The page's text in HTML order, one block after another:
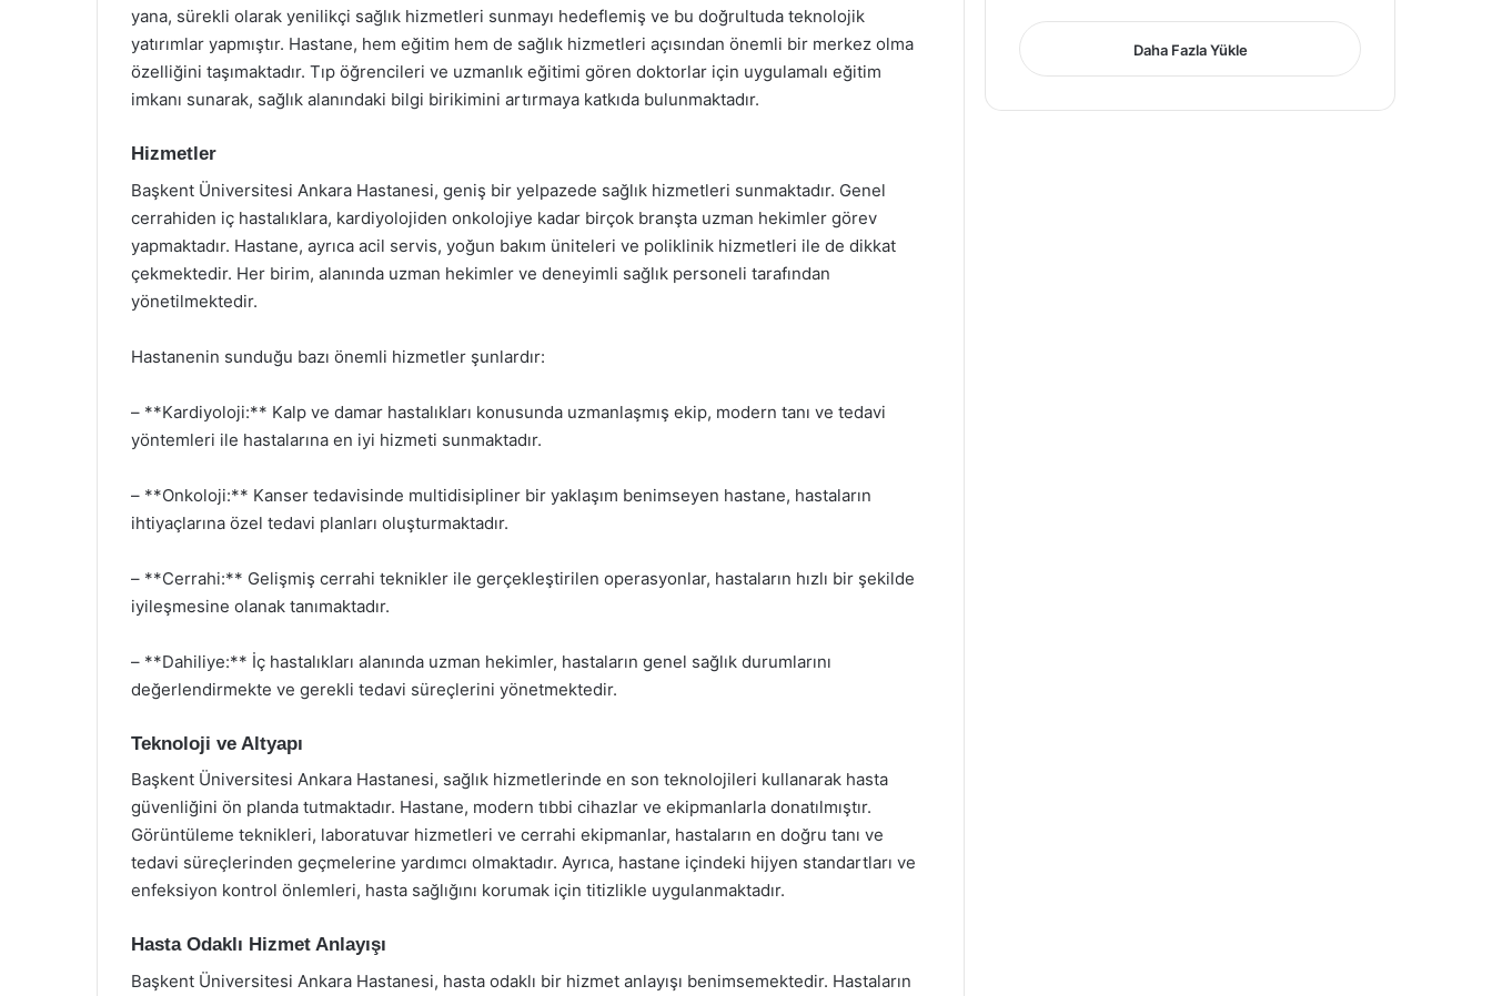
yana, sürekli olarak yenilikçi sağlık hizmetleri sunmayı hedeflemiş ve bu doğrultuda teknolojik
yatırımlar yapmıştır. Hastane, hem eğitim hem de sağlık hizmetleri açısından önemli bir merkez olma
özelliğini taşımaktadır. Tıp öğrencileri ve uzmanlık eğitimi gören doktorlar için uygulamalı eğitim
imkanı sunarak, sağlık alanındaki bilgi birikimini artırmaya katkıda bulunmaktadır.
Hizmetler
Başkent Üniversitesi Ankara Hastanesi, geniş bir yelpazede sağlık hizmetleri sunmaktadır. Genel
cerrahiden iç hastalıklara, kardiyolojiden onkolojiye kadar birçok branşta uzman hekimler görev
yapmaktadır. Hastane, ayrıca acil servis, yoğun bakım üniteleri ve poliklinik hizmetleri ile de dikkat
çekmektedir. Her birim, alanında uzman hekimler ve deneyimli sağlık personeli tarafından
yönetilmektedir.
Hastanenin sunduğu bazı önemli hizmetler şunlardır:
– **Kardiyoloji:** Kalp ve damar hastalıkları konusunda uzmanlaşmış ekip, modern tanı ve tedavi
yöntemleri ile hastalarına en iyi hizmeti sunmaktadır.
– **Onkoloji:** Kanser tedavisinde multidisipliner bir yaklaşım benimseyen hastane, hastaların
ihtiyaçlarına özel tedavi planları oluşturmaktadır.
– **Cerrahi:** Gelişmiş cerrahi teknikler ile gerçekleştirilen operasyonlar, hastaların hızlı bir şekilde
iyileşmesine olanak tanımaktadır.
– **Dahiliye:** İç hastalıkları alanında uzman hekimler, hastaların genel sağlık durumlarını
değerlendirmekte ve gerekli tedavi süreçlerini yönetmektedir.
Teknoloji ve Altyapı
Başkent Üniversitesi Ankara Hastanesi, sağlık hizmetlerinde en son teknolojileri kullanarak hasta
güvenliğini ön planda tutmaktadır. Hastane, modern tıbbi cihazlar ve ekipmanlarla donatılmıştır.
Görüntüleme teknikleri, laboratuvar hizmetleri ve cerrahi ekipmanlar, hastaların en doğru tanı ve
tedavi süreçlerinden geçmelerine yardımcı olmaktadır. Ayrıca, hastane içindeki hijyen standartları ve
enfeksiyon kontrol önlemleri, hasta sağlığını korumak için titizlikle uygulanmaktadır.
Hasta Odaklı Hizmet Anlayışı
Başkent Üniversitesi Ankara Hastanesi, hasta odaklı bir hizmet anlayışı benimsemektedir. Hastaların
Daha Fazla Yükle